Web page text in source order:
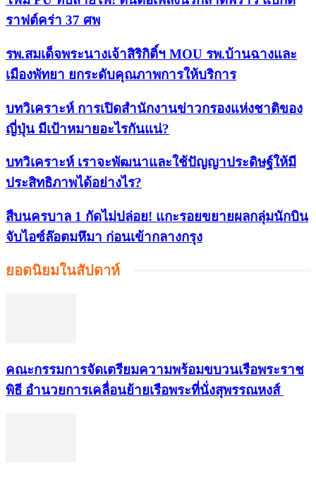
ราฟต์คร่า 37 ศพ
รพ.สมเด็จพระนางเจ้าสิริกิติ์ฯ MOU รพ.บ้านฉางและ
เมืองพัทยา ยกระดับคุณภาพการให้บริการ
บทวิเคราะห์ การเปิดสำนักงานข่าวกรองแห่งชาติของ
ญี่ปุ่น มีเป้าหมายอะไรกันแน่?
บทวิเคราะห์ เราจะพัฒนาและใช้ปัญญาประดิษฐ์ให้มี
ประสิทธิภาพได้อย่างไร?
สืบนครบาล 1 กัดไม่ปล่อย! แกะรอยขยายผลกลุ่มนักบิน
จับไอซ์ล๊อตมหึมา ก่อนเข้ากลางกรุง
ยอดนิยมในสัปดาห์
คณะกรรมการจัดเตรียมความพร้อมขบวนเรือพระราช
พิธี อำนวยการเคลื่อนย้ายเรือพระที่นั่งสุพรรณหงส์